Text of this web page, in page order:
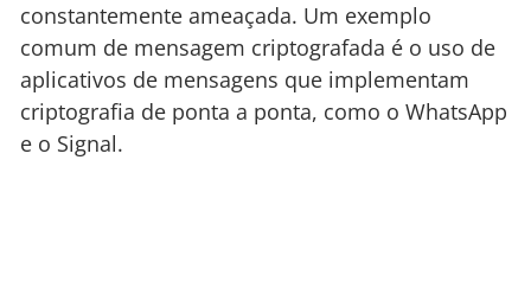
constantemente ameaçada. Um exemplo
comum de mensagem criptografada é o uso de
aplicativos de mensagens que implementam
criptografia de ponta a ponta, como o WhatsApp
e o Signal.